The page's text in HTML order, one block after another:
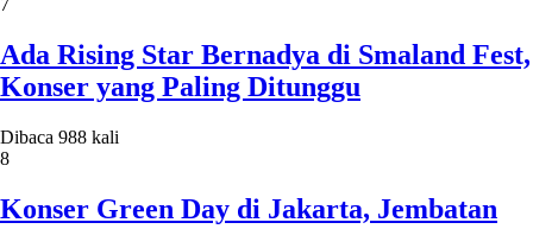
7
Ada Rising Star Bernadya di Smaland Fest,
Konser yang Paling Ditunggu
Dibaca 988 kali
8
Konser Green Day di Jakarta, Jembatan